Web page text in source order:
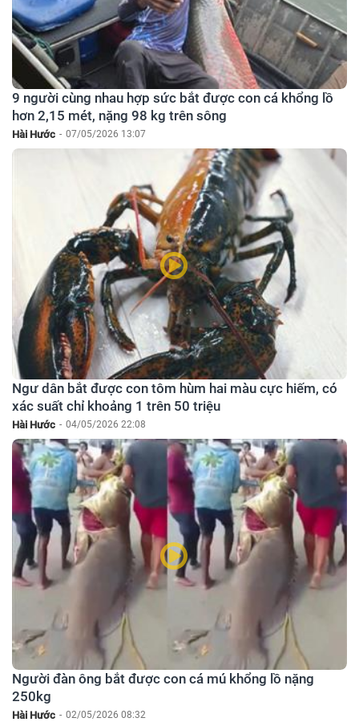
9 người cùng nhau hợp sức bắt được con cá khổng lồ
hơn 2,15 mét, nặng 98 kg trên sông
Hài Hước - 07/05/2026 13:07
Ngư dân bắt được con tôm hùm hai màu cực hiếm, có
xác suất chỉ khoảng 1 trên 50 triệu
Hài Hước - 04/05/2026 22:08
Người đàn ông bắt được con cá mú khổng lồ nặng
250kg
Hài Hước - 02/05/2026 08:32